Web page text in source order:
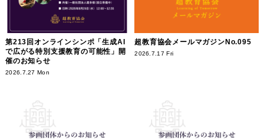
第213回オンラインシンポ「生成AI
で広がる特別支援教育の可能性」開
催のお知らせ
2026.7.27 Mon
超教育協会メールマガジンNo.095
2026.7.17 Fri